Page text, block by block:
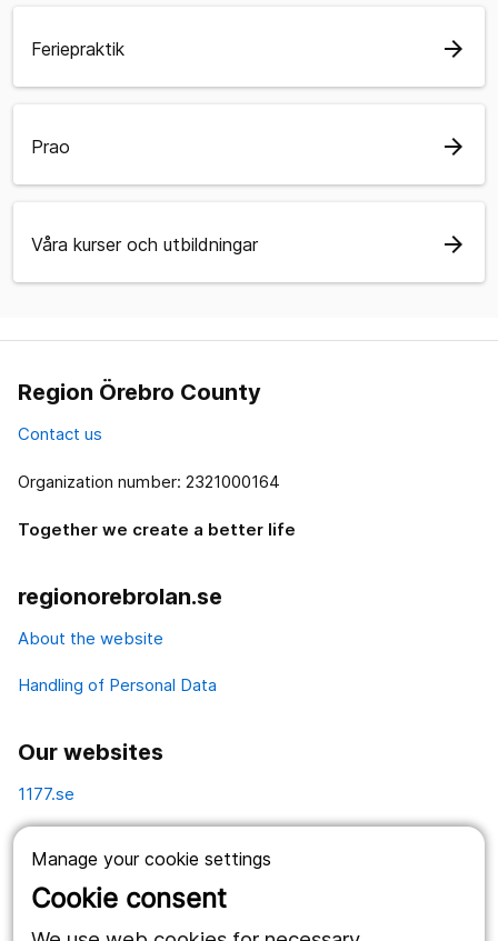
Manage your cookie settings
Cookie consent
Feriepraktik arrow_forward
Prao arrow_forward
Våra kurser och utbildningar arrow_forward
Region Örebro County
Contact us
Organization number: 2321000164
Together we create a better life
regionorebrolan.se
About the website
Handling of Personal Data
Our websites
1177.se
Vårdgivare
Utveckling